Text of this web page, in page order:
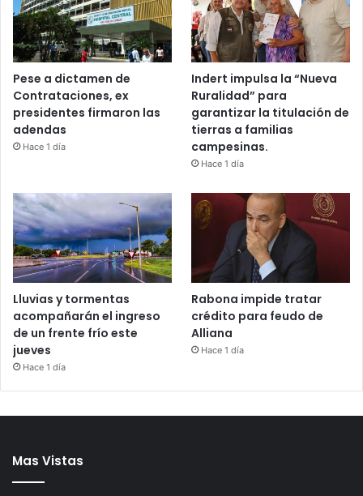
Pese a dictamen de
Contrataciones, ex
presidentes firmaron las
adendas
Hace 1 día
Indert impulsa la “Nueva
Ruralidad” para
garantizar la titulación de
tierras a familias
campesinas.
Hace 1 día
Lluvias y tormentas
acompañarán el ingreso
de un frente frío este
jueves
Hace 1 día
Rabona impide tratar
crédito para feudo de
Alliana
Hace 1 día
Mas Vistas